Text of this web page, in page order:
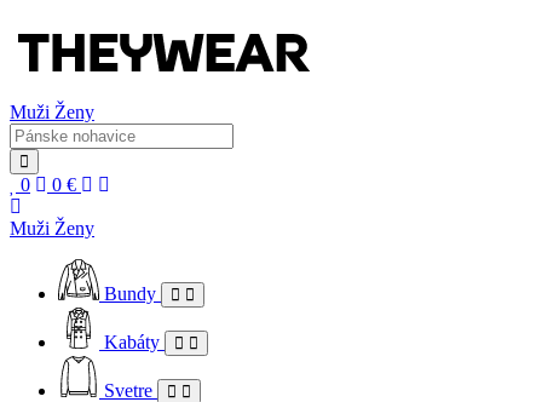
Muži Ženy
0 0 €
Muži Ženy
Bundy
Kabáty
Svetre